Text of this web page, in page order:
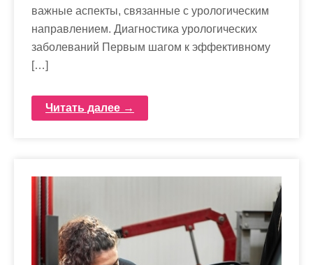
важные аспекты, связанные с урологическим
направлением. Диагностика урологических
заболеваний Первым шагом к эффективному
[…]
Читать далее →